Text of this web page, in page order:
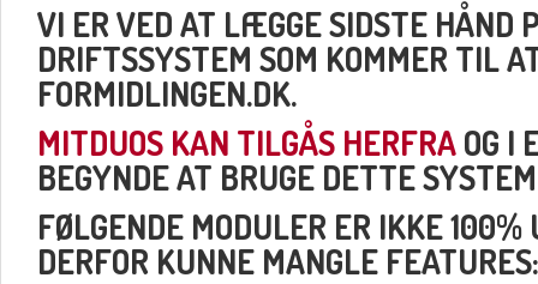
VI ER VED AT LÆGGE SIDSTE HÅND
DRIFTSSYSTEM SOM KOMMER TIL
FORMIDLINGEN.DK.
MITDUOS KAN TILGÅS HERFRAOG I
BEGYNDE AT BRUGE DETTE
FØLGENDE MODULER ER IKKE 100%
DERFOR KUNNE MANGLE FEATURES: